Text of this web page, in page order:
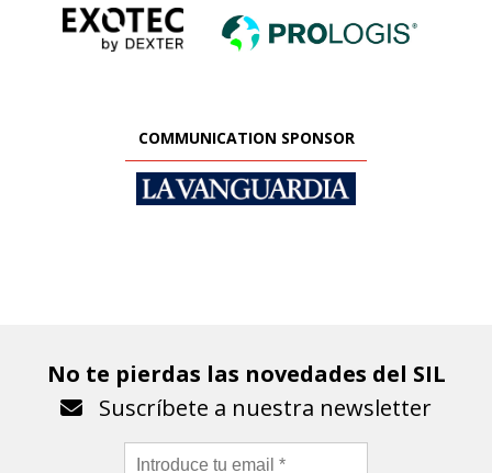
COMMUNICATION SPONSOR
No te pierdas las novedades del SIL
Suscríbete a nuestra newsletter